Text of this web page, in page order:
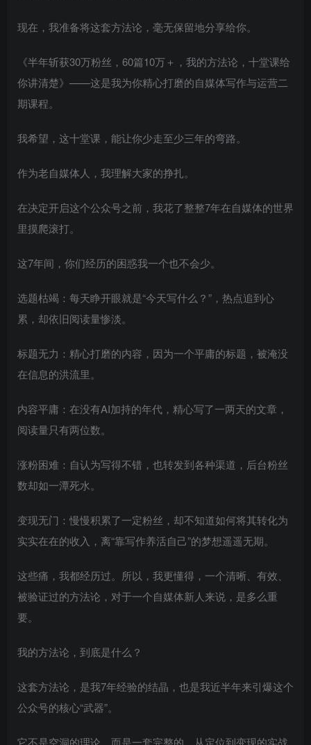
现在，我准备将这套方法论，毫无保留地分享给你。
《半年斩获30万粉丝，60篇10万＋，我的方法论，十堂课给
你讲清楚》——这是我为你精心打磨的自媒体写作与运营二
期课程。
我希望，这十堂课，能让你少走至少三年的弯路。
作为老自媒体人，我理解大家的挣扎。
在决定开启这个公众号之前，我花了整整7年在自媒体的世界
里摸爬滚打。
这7年间，你们经历的困惑我一个也不会少。
选题枯竭：每天睁开眼就是“今天写什么？”，热点追到心
累，却依旧阅读量惨淡。
标题无力：精心打磨的内容，因为一个平庸的标题，被淹没
在信息的洪流里。
内容平庸：在没有AI加持的年代，精心写了一两天的文章，
阅读量只有两位数。
涨粉困难：自认为写得不错，也转发到各种渠道，后台粉丝
数却如一潭死水。
变现无门：慢慢积累了一定粉丝，却不知道如何将其转化为
实实在在的收入，离“靠写作养活自己”的梦想遥遥无期。
这些痛，我都经历过。所以，我更懂得，一个清晰、有效、
被验证过的方法论，对于一个自媒体新人来说，是多么重
要。
我的方法论，到底是什么？
这套方法论，是我7年经验的结晶，也是我近半年来引爆这个
公众号的核心“武器”。
它不是空洞的理论，而是一套完整的、从定位到变现的实战